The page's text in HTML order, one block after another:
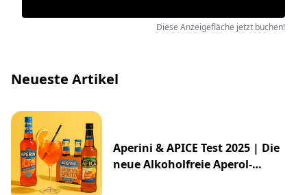
Diese Anzeigefläche jetzt buchen!
Neueste Artikel
Aperini & APICE Test 2025 | Die
neue Alkoholfreie Aperol-